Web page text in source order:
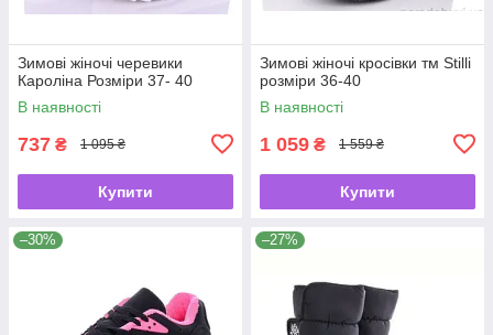
Зимові жіночі черевики
Кароліна Розміри 37- 40
В наявності
737 ₴ 1 095 ₴
Купити
Зимові жіночі кросівки тм Stilli
розміри 36-40
В наявності
1 059 ₴ 1 559 ₴
Купити
–30% –27%